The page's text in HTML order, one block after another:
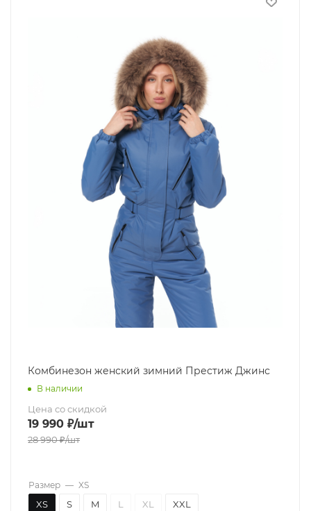
Комбинезон женский зимний Престиж Джинс
В наличии
Цена со скидкой
19 990 ₽/шт
28 990₽/шт
Размер — XS
XS S M L XL XXL